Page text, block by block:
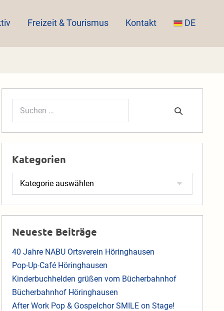
Freizeit & Tourismus Kontakt DE
Suchen
Kategorien
Kategorien
Neueste Beiträge
40 Jahre NABU Ortsverein Höringhausen
Pop-Up-Café Höringhausen
Kinderbuchhelden grüßen vom Bücherbahnhof
Bücherbahnhof Höringhausen
After Work Pop & Gospelchor SMILE on Stage!